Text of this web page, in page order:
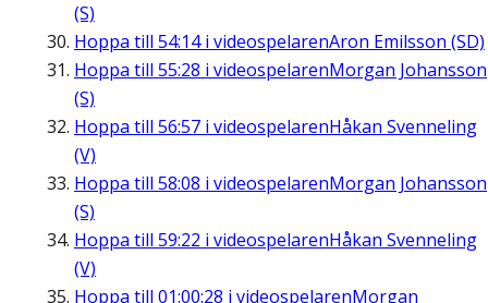
(S)
Hoppa till 54:14i videospelarenAron Emilsson (SD)
Hoppa till 55:28 i videospelarenMorgan Johansson
(S)
Hoppa till 56:57 i videospelarenHåkan Svenneling
(V)
Hoppa till 58:08 i videospelarenMorgan Johansson
(S)
Hoppa till 59:22 i videospelarenHåkan Svenneling
(V)
Hoppa till 01:00:28 i videospelarenMorgan